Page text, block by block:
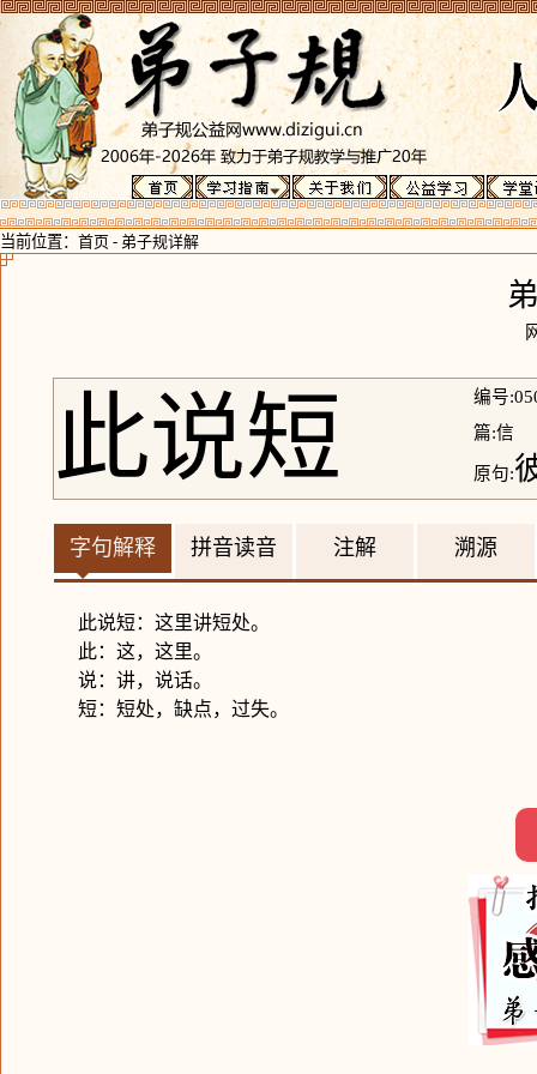
当前位置： 首页 - 弟子规详解
此说短
编号
篇:信
原句:
字句解释 拼音读音 注解 溯源
此说短：这里讲短处。
此：这，这里。
说：讲，说话。
短：短处，缺点，过失。